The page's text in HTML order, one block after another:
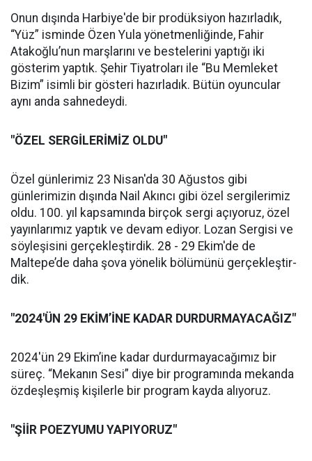
Onun dışında Harbiye'de bir prodük­siyon hazırladık,
“Yüz” isminde Özen Yula yönetmenliğinde, Fa­hir
Atakoğlu’nun marşlarını ve bestelerini yaptığı iki
gösterim yaptık. Şehir Tiyatroları ile “Bu Memleket
Bizim” isimli bir gös­teri hazırladık. Bütün oyuncular
aynı anda sahnedeydi.
"ÖZEL SER­GİLERİMİZ OLDU"
Özel günlerimiz 23 Nisan'da 30 Ağustos gibi
günlerimizin dı­şında Nail Akıncı gibi özel ser­gilerimiz
oldu. 100. yıl kapsa­mında birçok sergi açıyoruz, özel
yayınlarımız yaptık ve de­vam ediyor. Lozan Sergisi ve
söy­leşisini gerçekleştirdik. 28 - 29 Ekim'de de
Maltepe’de daha şova yönelik bölümünü gerçekleştir­
dik.
"2024'ÜN 29 EKİM’İNE KADAR DURDURMAYACAĞIZ"
2024'ün 29 Ekim’ine kadar durdurmayacağımız bir
süreç. “Mekanın Sesi” diye bir progra­mında mekanda
özdeşleşmiş ki­şilerle bir program kayda alıyo­ruz.
"ŞİİR POEZYUMU YAPIYORUZ"